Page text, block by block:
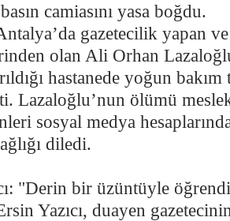
camiasını yasa boğdu.
gazetecilik yapan
olan Ali Orhan
hastanede yoğun
Lazaloğlu’nun ölümü
sosyal medya
diledi.
"Derin bir üzüntüyle
Yazıcı, duayen